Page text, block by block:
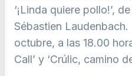
‘¡Linda quiere pollo!’,
Sébastien Laudenbach.
octubre, a las 18.00
Call’ y ‘Crúlic, camino